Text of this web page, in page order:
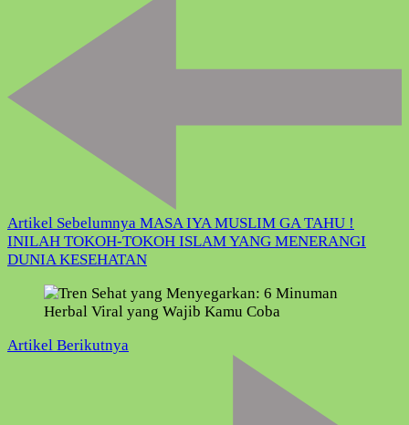
Artikel Sebelumnya MASA IYA MUSLIM GA TAHU !
INILAH TOKOH-TOKOH ISLAM YANG MENERANGI
DUNIA KESEHATAN
Artikel Berikutnya